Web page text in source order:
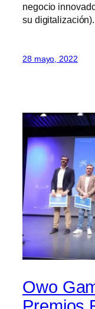
negocio
su digitalización).
28 mayo, 2022
Owo